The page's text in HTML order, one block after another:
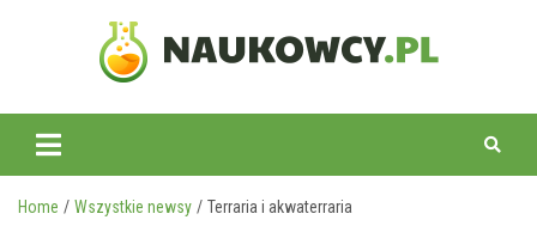
naukowcy.pl
Home Wszystkie newsy Terraria i akwaterraria